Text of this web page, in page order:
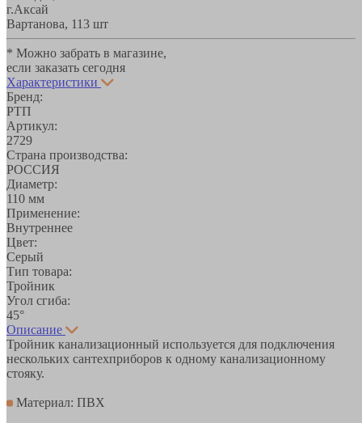
г.Аксай
Вартанова, 113 шт
* Можно забрать в магазине,
если заказать сегодня
Характеристики
Бренд:
РТП
Артикул:
2729
Страна производства:
РОССИЯ
Диаметр:
110 мм
Применение:
Внутреннее
Цвет:
Серый
Тип товара:
Тройник
Угол сгиба:
45°
Описание
Тройник канализационный используется для подключения
нескольких сантехприборов к одному канализационному
стояку.
Материал: ПВХ